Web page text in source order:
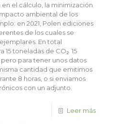
el cálculo, la minimización
ambiental de los
en 2021, Polen ediciones
de los cuales se
En total
toneladas de CO₂. 15
para tener unos datos
cantidad que emitimos
8 horas, o si enviamos
con un adjunto.
Leer más